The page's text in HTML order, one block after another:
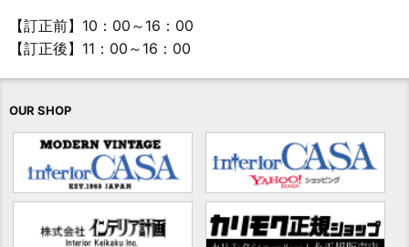
【訂正前】10：00～16：00
【訂正後】11：00～16：00
OUR SHOP